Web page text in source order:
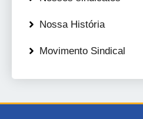
Nossa História
Movimento Sindical